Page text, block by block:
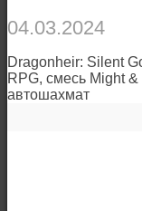
04.03.2024
Dragonheir: Silent
RPG, смесь Might
автошахмат